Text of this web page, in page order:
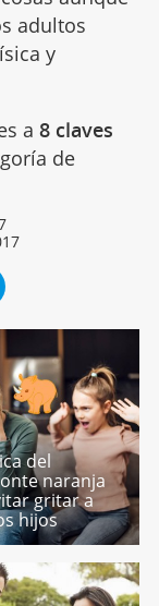
adultos
y
a 8 claves
de
del
naranja
gritar a
hijos